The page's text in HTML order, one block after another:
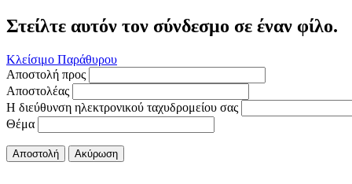
Στείλτε αυτόν τον σύνδεσμο σε έναν φίλο.
Κλείσιμο Παράθυρου
Αποστολή προς
Αποστολέας
Η διεύθυνση ηλεκτρονικού ταχυδρομείου σας
Θέμα
Αποστολή Ακύρωση